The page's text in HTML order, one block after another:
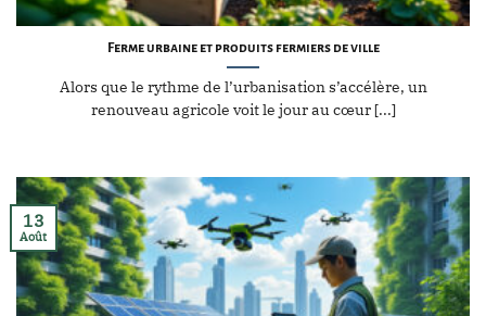
Ferme urbaine et produits fermiers de ville
Alors que le rythme de l’urbanisation s’accélère, un
renouveau agricole voit le jour au cœur [...]
13
Août